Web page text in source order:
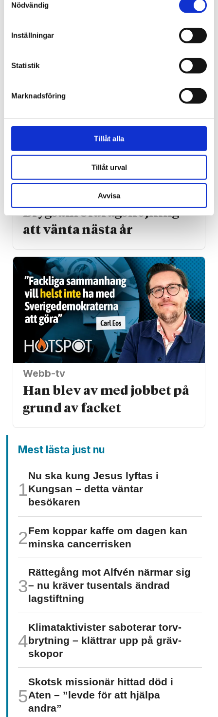
Nödvändig
Inställningar
Statistik
Marknadsföring
Tillåt alla
Tillåt urval
Avvisa
bibel när han sökte vård
Blygsam bidrags­höjning
att vänta nästa år
Webb-tv
Han blev av med jobbet på
grund av facket
Mest lästa just nu
Nu ska kung Jesus lyftas i
Kungsan – detta väntar
besökaren
Fem koppar kaffe om dagen kan
minska cancer­risken
Rättegång mot Alfvén närmar sig
– nu kräver tusentals ändrad
lagstiftning
Klimat­aktivister saboterar torv­
brytning – klättrar upp på gräv­
skopor
Skotsk missionär hittad död i
Aten – ”levde för att hjälpa
andra”